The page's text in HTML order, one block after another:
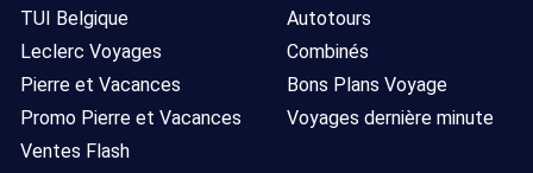
TUI Belgique
Leclerc Voyages
Pierre et Vacances
Promo Pierre et Vacances
Ventes Flash
Autotours
Combinés
Bons Plans Voyage
Voyages dernière minute